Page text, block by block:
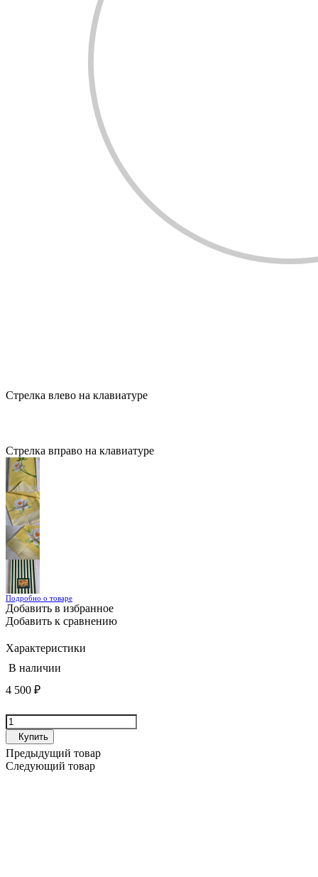
Стрелка влево на клавиатуре
Стрелка вправо на клавиатуре
Подробно о товаре
Добавить в избранное
Добавить к сравнению
Характеристики
В наличии
4 500 ₽
Купить
Предыдущий товар
Следующий товар